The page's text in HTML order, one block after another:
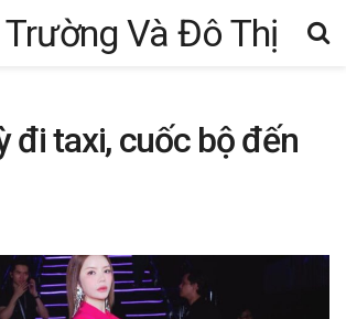
đi taxi, cuốc bộ đến